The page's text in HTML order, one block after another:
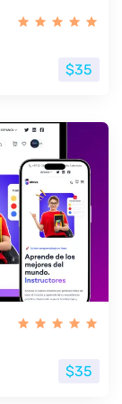
$35
$35